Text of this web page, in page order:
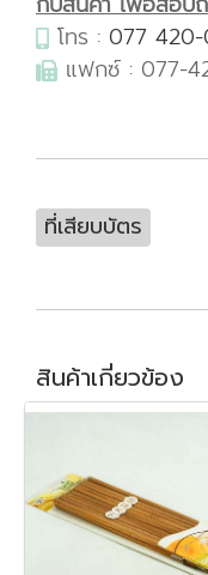
โทร : 077
แฟกซ์ : 077-
ที่เสียบบัตร
สินค้าเกี่ยวข้อง